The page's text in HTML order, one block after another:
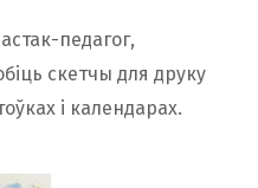
педагог,
скетчы для друку
і календарах.